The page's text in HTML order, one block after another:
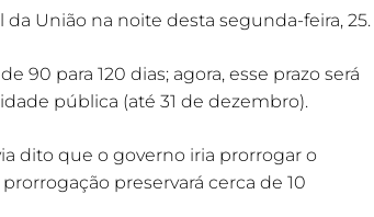
União na noite desta segunda-feira, 25.
90 para 120 dias; agora, esse prazo será
pública (até 31 de dezembro).
dito que o governo iria prorrogar o
preservará cerca de 10